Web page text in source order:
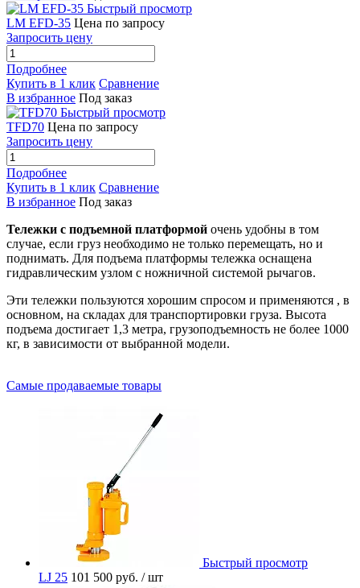
Быстрый просмотр
LM EFD-35 Цена по запросу
Запросить цену
Подробнее
Купить в 1 клик Сравнение
В избранное Под заказ
Быстрый просмотр
TFD70 Цена по запросу
Запросить цену
Подробнее
Купить в 1 клик Сравнение
В избранное Под заказ
Тележки с подъемной платформой очень удобны в том
случае, если груз необходимо не только перемещать, но и
поднимать. Для подъема платформы тележка оснащена
гидравлическим узлом с ножничной системой рычагов.
Эти тележки пользуются хорошим спросом и применяются , в
основном, на складах для транспортировки груза. Высота
подъема достигает 1,3 метра, грузоподъемность не более 1000
кг, в зависимости от выбранной модели.
Самые продаваемые товары
Быстрый просмотр
LJ 25 101 500 руб. / шт